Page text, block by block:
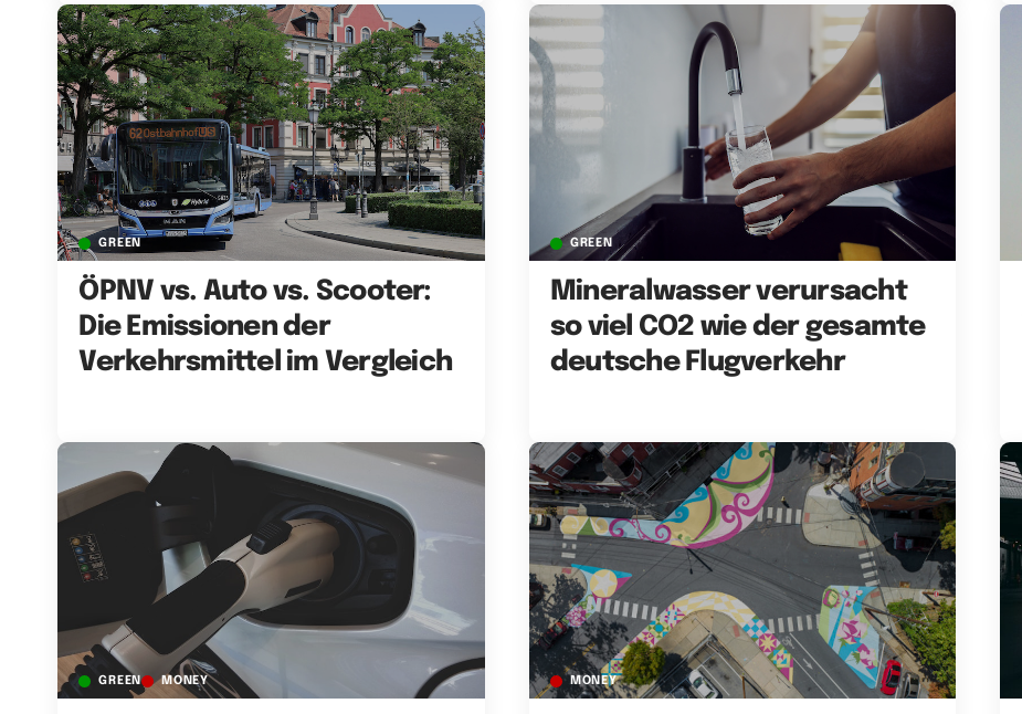
GREEN
ÖPNV vs. Auto vs. Scooter:
Die Emissionen der
Verkehrsmittel im Vergleich
GREEN
Mineralwasser verursacht
so viel CO2 wie der gesamte
deutsche Flugverkehr
GREEN MONEY MONEY